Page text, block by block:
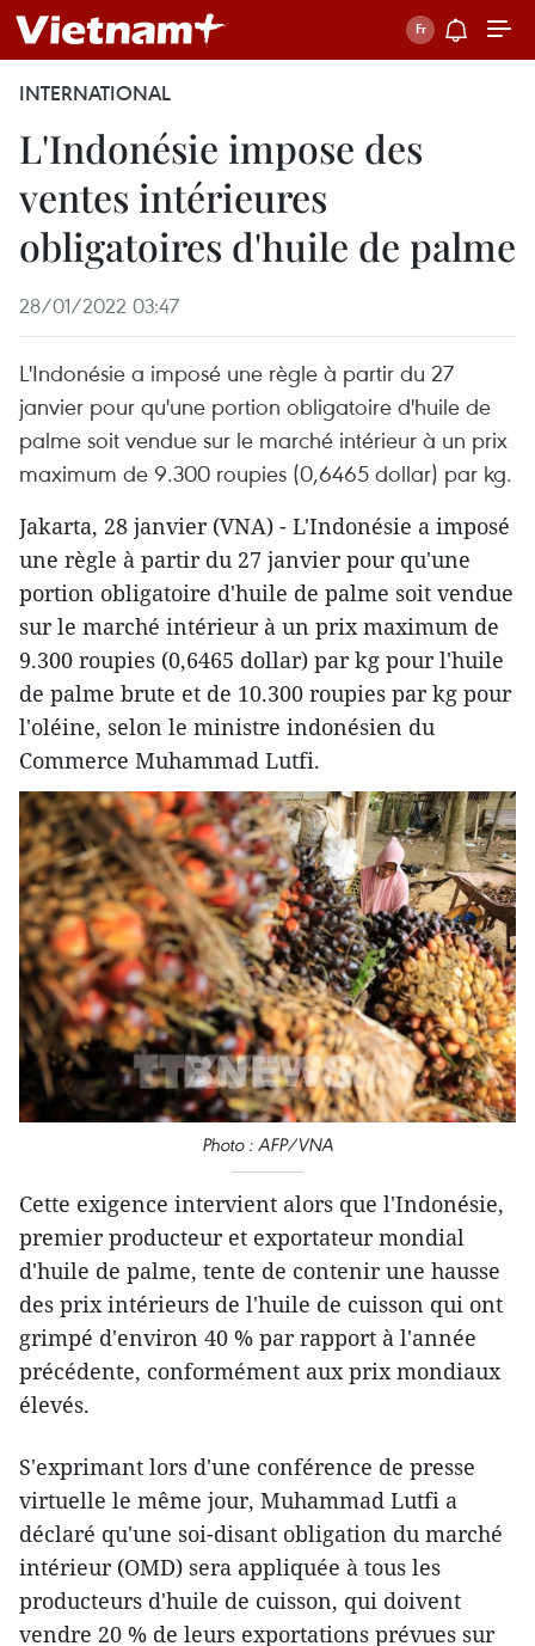
INTERNATIONAL
L'Indonésie impose des
ventes intérieures
obligatoires d'huile de palme
28/01/2022 03:47
L'Indonésie a imposé une règle à partir du 27
janvier pour qu'une portion obligatoire d'huile de
palme soit vendue sur le marché intérieur à un prix
maximum de 9.300 roupies (0,6465 dollar) par kg.
Jakarta, 28 janvier (VNA) - L'Indonésie a imposé
une règle à partir du 27 janvier pour qu'une
portion obligatoire d'huile de palme soit vendue
sur le marché intérieur à un prix maximum de
9.300 roupies (0,6465 dollar) par kg pour l'huile
de palme brute et de 10.300 roupies par kg pour
l'oléine, selon le ministre indonésien du
Commerce Muhammad Lutfi.
Photo : AFP/VNA
Cette exigence intervient alors que l'Indonésie,
premier producteur et exportateur mondial
d'huile de palme, tente de contenir une hausse
des prix intérieurs de l'huile de cuisson qui ont
grimpé d'environ 40 % par rapport à l'année
précédente, conformément aux prix mondiaux
élevés.
S'exprimant lors d'une conférence de presse
virtuelle le même jour, Muhammad Lutfi a
déclaré qu'une soi-disant obligation du marché
intérieur (OMD) sera appliquée à tous les
producteurs d'huile de cuisson, qui doivent
vendre 20 % de leurs exportations prévues sur